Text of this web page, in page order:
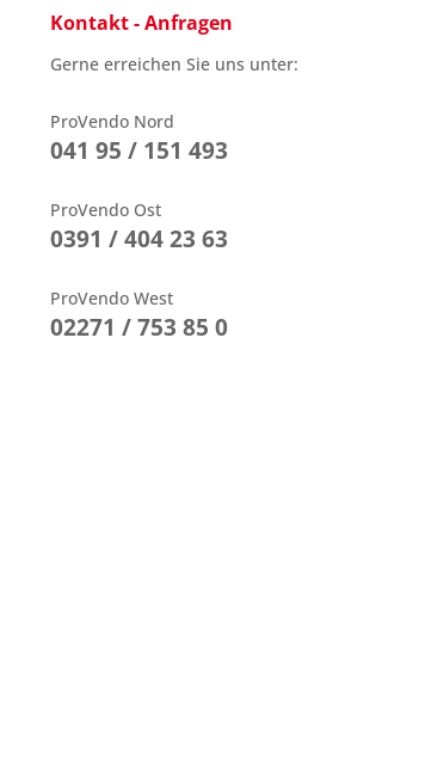
Kontakt - Anfragen
Gerne erreichen Sie uns unter:
ProVendo Nord
041 95 / 151 493
ProVendo Ost
0391 / 404 23 63
ProVendo West
02271 / 753 85 0